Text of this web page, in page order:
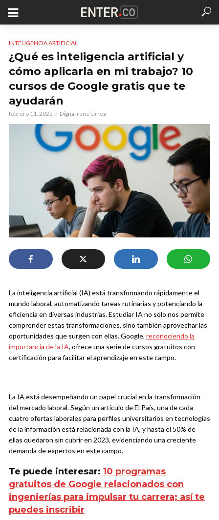
INTELIGENCIA ARTIFICIAL
¿Qué es inteligencia artificial y
cómo aplicarla en mi trabajo? 10
cursos de Google gratis que te
ayudarán
febrero 11, 2025 Digna Irene Urrea
La inteligencia artificial (IA) está transformando rápidamente el
mundo laboral, automatizando tareas rutinarias y potenciando la
eficiencia en diversas industrias. Estudiar IA no solo nos permite
comprender estas transformaciones, sino también aprovechar las
oportunidades que surgen con ellas. Google, reconociendo la
importancia de la IA, ofrece una serie de cursos gratuitos con
certificación para facilitar el aprendizaje en este campo.
La IA está desempeñando un papel crucial en la transformación
del mercado laboral. Según un artículo de El País, una de cada
cuatro ofertas laborales para perfiles universitarios en tecnologías
de la información está relacionada con la IA, y hasta el 50% de
ellas quedaron sin cubrir en 2023, evidenciando una creciente
demanda de expertos en este campo.
Te puede interesar: 10 programas
gratuitos de Google relacionados con
ingenierías para impulsar tu carrera; así te
puedes inscribir